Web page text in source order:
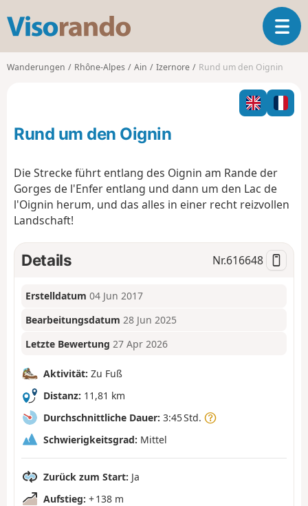
s
o
o
T
o
l
n
t
n
Wanderungen Rhône-Alpes Ain Izernore Rund um den Oignin
Rund um den Oignin
Die Strecke führt entlang des Oignin am Rande der
Gorges de l'Enfer entlang und dann um den Lac de
l'Oignin herum, und das alles in einer recht reizvollen
Landschaft!
Details Nr.616648
Erstelldatum 04 Jun 2017
Bearbeitungsdatum 28 Jun 2025
Letzte Bewertung 27 Apr 2026
Aktivität: Zu Fuß
Distanz: 11,81 km
Durchschnittliche Dauer: 3:45 Std.
Schwierigkeitsgrad: Mittel
Zurück zum Start: Ja
Aufstieg: + 138 m